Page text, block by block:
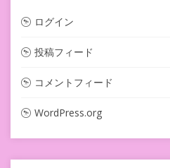
ログイン
投稿フィード
コメントフィード
WordPress.org